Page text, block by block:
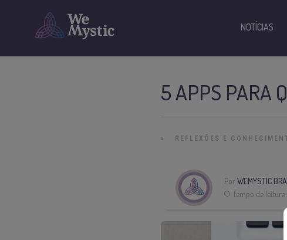
5 APPS PARA
» REFLEXÕES E
PorWEMYSTIC
Tempo de
NOTÍCIAS